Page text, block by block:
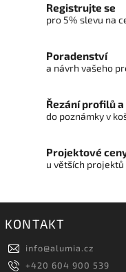
Registrujte se
pro 5% slevu na
Poradenství
a návrh vašeho
Řezání profilů
do poznámky v
Projektové
u větších projektů
KONTAKT
info@alumia.cz
+420 604 900 539